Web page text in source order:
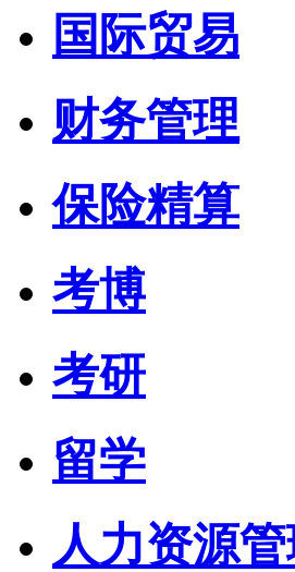
国际贸易
财务管理
保险精算
考博
考研
留学
人力资源